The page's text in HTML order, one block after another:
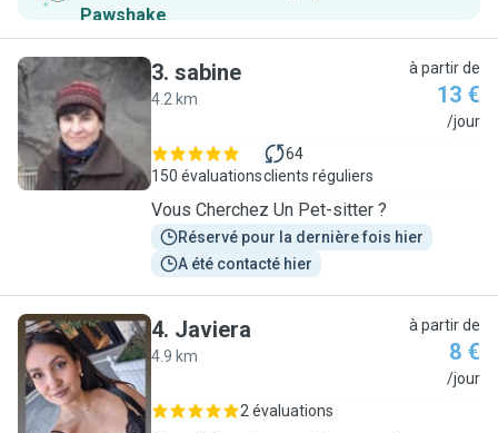
Pawshake.
S
3. sabine
4.2 km
à partir de
13 €
/jour
150 évaluations
64
clients réguliers
Vous Cherchez Un Pet-sitter ?
Réservé pour la dernière fois hier
A été contacté hier
J
4. Javiera
4.9 km
à partir de
8 €
/jour
2 évaluations